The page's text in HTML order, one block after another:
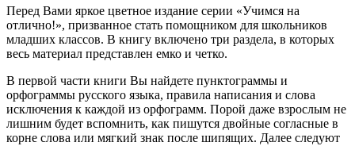
Перед Вами яркое цветное издание серии «Учимся на
отлично!», призванное стать помощником для школьников
младших классов. В книгу включено три раздела, в которых
весь материал представлен емко и четко.
В первой части книги Вы найдете пунктограммы и
орфограммы русского языка, правила написания и слова
исключения к каждой из орфограмм. Порой даже взрослым не
лишним будет вспомнить, как пишутся двойные согласные в
корне слова или мягкий знак после шипящих. Далее следуют